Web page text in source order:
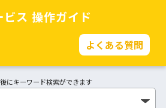
ス 操作ガイド
よくある質問
にキーワード検索ができます